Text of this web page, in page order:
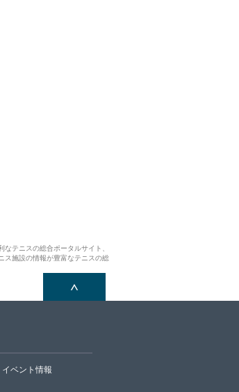
テニスの総合ポータルサイト、
ス施設の情報が豊富なテニスの総
イベント情報